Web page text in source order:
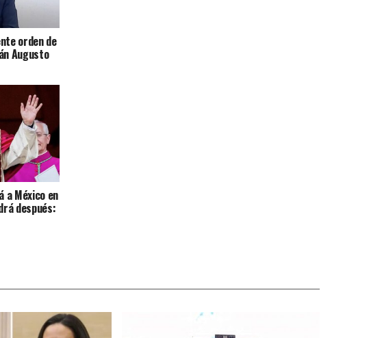
orden de
Augusto
a México en
después: